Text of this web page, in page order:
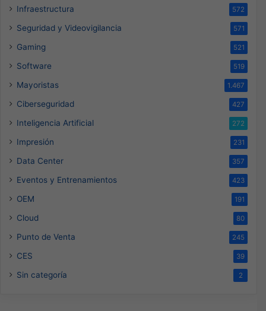
Infraestructura 572
Seguridad y Videovigilancia 571
Gaming 521
Software 519
Mayoristas 1.467
Ciberseguridad 427
Inteligencia Artificial 272
Impresión 231
Data Center 357
Eventos y Entrenamientos 423
OEM 191
Cloud 80
Punto de Venta 245
CES 39
Sin categoría 2